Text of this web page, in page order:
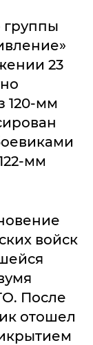
группы
23
120-мм
мм
войск
После
отошел